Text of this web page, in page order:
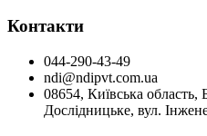
Контакти
044-290-43-49
ndi@ndipvt.com.ua
08654, Київська область,
Дослідницьке, вул.